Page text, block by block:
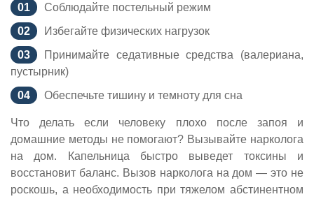
Соблюдайте постельный режим
Избегайте физических нагрузок
Принимайте седативные средства (валериана,
пустырник)
Обеспечьте тишину и темноту для сна
Что делать если человеку плохо после запоя и
домашние методы не помогают? Вызывайте нарколога
на дом. Капельница быстро выведет токсины и
восстановит баланс. Вызов нарколога на дом — это не
роскошь, а необходимость при тяжелом абстинентном